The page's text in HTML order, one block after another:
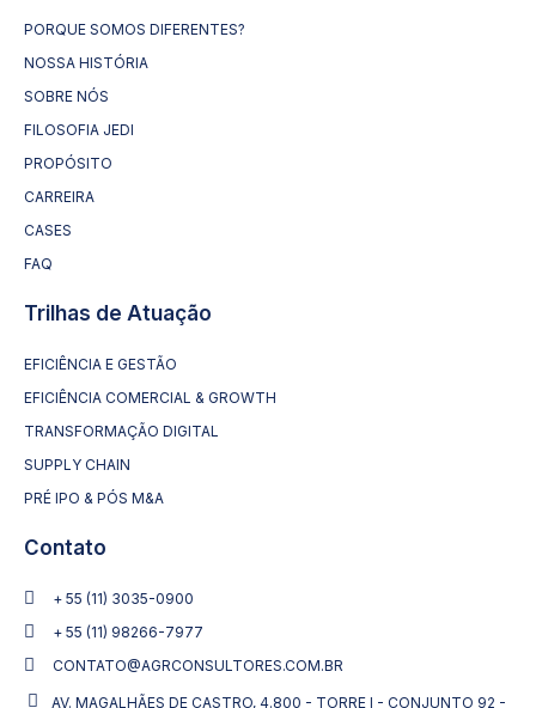
PORQUE SOMOS DIFERENTES?
NOSSA HISTÓRIA
SOBRE NÓS
FILOSOFIA JEDI
PROPÓSITO
CARREIRA
CASES
FAQ
Trilhas de Atuação
EFICIÊNCIA E GESTÃO
EFICIÊNCIA COMERCIAL & GROWTH
TRANSFORMAÇÃO DIGITAL
SUPPLY CHAIN
PRÉ IPO & PÓS M&A
Contato
+ 55 (11) 3035-0900
+ 55 (11) 98266-7977
CONTATO@AGRCONSULTORES.COM.BR
AV. MAGALHÃES DE CASTRO, 4.800 - TORRE I - CONJUNTO 92 -